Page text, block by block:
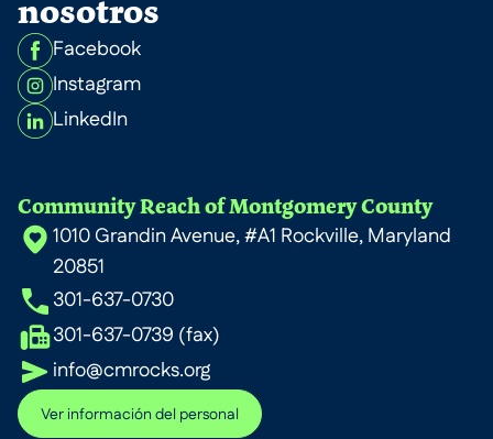
nosotros
Facebook
Instagram
LinkedIn
Community Reach of Montgomery County
1010 Grandin Avenue, #A1 Rockville, Maryland
20851
301-637-0730
301-637-0739 (fax)
info@cmrocks.org
Ver información del personal